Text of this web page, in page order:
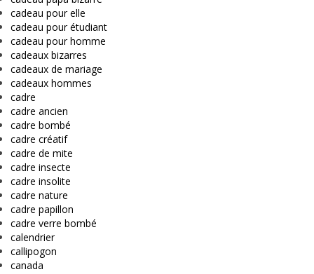
cadeau pour elle
cadeau pour étudiant
cadeau pour homme
cadeaux bizarres
cadeaux de mariage
cadeaux hommes
cadre
cadre ancien
cadre bombé
cadre créatif
cadre de mite
cadre insecte
cadre insolite
cadre nature
cadre papillon
cadre verre bombé
calendrier
callipogon
canada